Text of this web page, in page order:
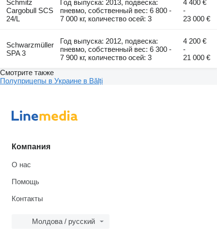
Schmitz
Cargobull SCS
24/L
Год выпуска: 2013, подвеска:
пневмо, собственный вес: 6 800 -
7 000 кг, количество осей: 3
4 400 €
-
23 000 €
Schwarzmüller
SPA 3
Год выпуска: 2012, подвеска:
пневмо, собственный вес: 6 300 -
7 900 кг, количество осей: 3
4 200 €
-
21 000 €
Смотрите также
Полуприцепы в Украине в Bălți
Компания
О нас
Помощь
Контакты
Молдова / русский